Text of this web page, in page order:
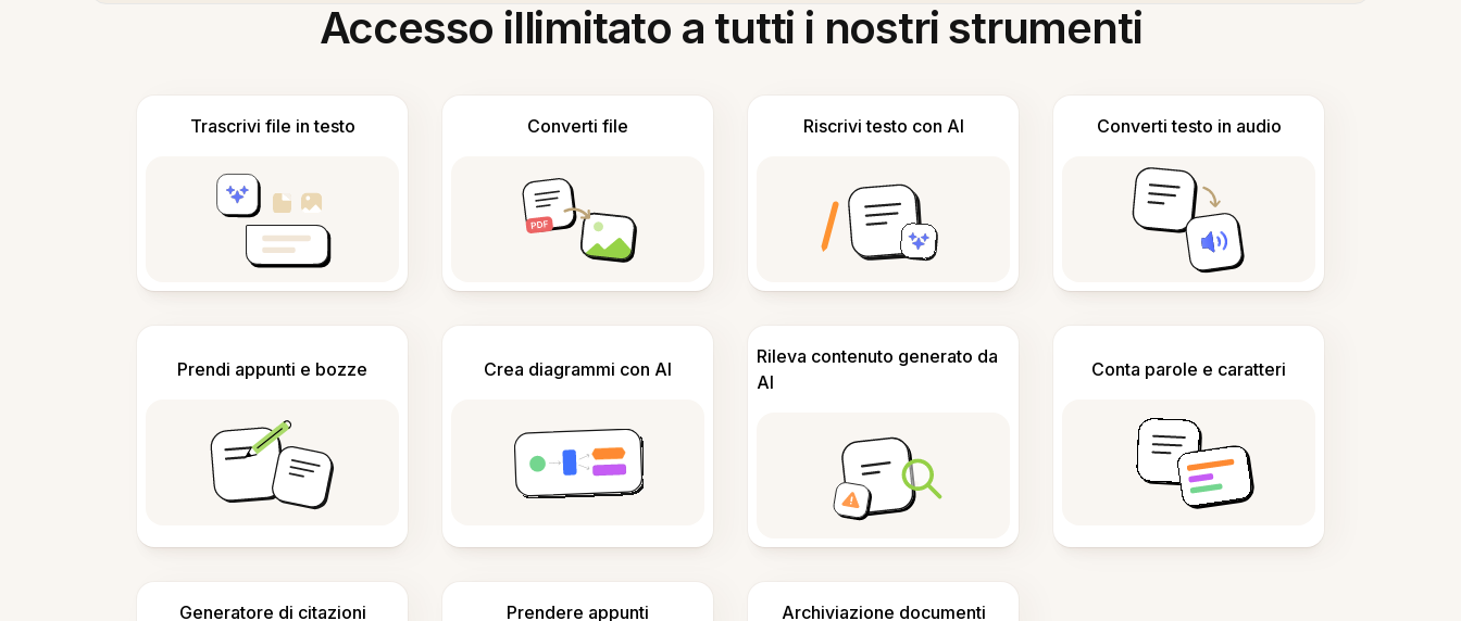
Accesso illimitato a tutti i nostri strumenti
Trascrivi file in testo Converti file Riscrivi testo con AI Converti testo in audio
Prendi appunti e bozze Crea diagrammi con AI
Rileva contenuto generato da
AI
Conta parole e caratteri
Generatore di citazioni Prendere appunti Archiviazione documenti